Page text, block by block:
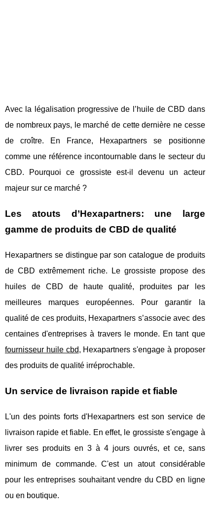
Avec la légalisation progressive de l’huile de CBD dans
de nombreux pays, le marché de cette dernière ne cesse
de croître. En France, Hexapartners se positionne
comme une référence incontournable dans le secteur du
CBD. Pourquoi ce grossiste est-il devenu un acteur
majeur sur ce marché ?
Les atouts d’Hexapartners: une large
gamme de produits de CBD de qualité
Hexapartners se distingue par son catalogue de produits
de CBD extrêmement riche. Le grossiste propose des
huiles de CBD de haute qualité, produites par les
meilleures marques européennes. Pour garantir la
qualité de ces produits, Hexapartners s’associe avec des
centaines d'entreprises à travers le monde. En tant que
fournisseur huile cbd, Hexapartners s'engage à proposer
des produits de qualité irréprochable.
Un service de livraison rapide et fiable
L'un des points forts d'Hexapartners est son service de
livraison rapide et fiable. En effet, le grossiste s'engage à
livrer ses produits en 3 à 4 jours ouvrés, et ce, sans
minimum de commande. C'est un atout considérable
pour les entreprises souhaitant vendre du CBD en ligne
ou en boutique.